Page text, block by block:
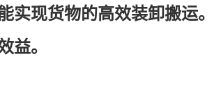
实现货物的高效装卸搬运
益。